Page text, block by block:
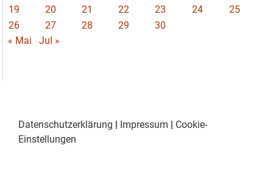
19
20 21 22 23 24
25
26
27 28 29
30
« Mai
Jul »
Datenschutzerklärung | Impressum | Cookie-
Einstellungen